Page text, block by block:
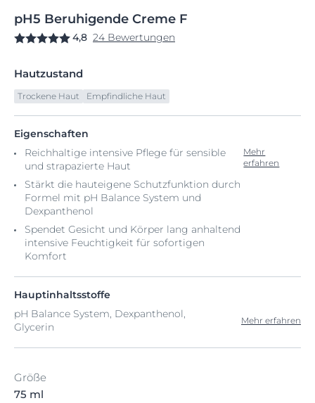
pH5 Beruhigende Creme F
4,8 24 Bewertungen
Hautzustand
Trockene Haut Empfindliche Haut
Eigenschaften
Reichhaltige intensive Pflege für sensible
und strapazierte Haut
Stärkt die hauteigene Schutzfunktion durch
Formel mit pH Balance System und
Dexpanthenol
Spendet Gesicht und Körper lang anhaltend
intensive Feuchtigkeit für sofortigen
Komfort
Mehr
erfahren
Hauptinhaltsstoffe
pH Balance System, Dexpanthenol,
Glycerin
Mehr erfahren
Größe
75 ml